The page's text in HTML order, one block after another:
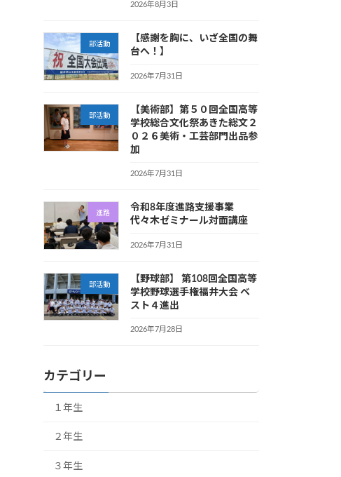
2026年8月3日
部活動
【感謝を胸に、いざ全国の舞
台へ！】
2026年7月31日
部活動
【美術部】第５０回全国高等
学校総合文化祭あきた総文２
０２６美術・工芸部門出品参
加
2026年7月31日
進路
令和8年度進路支援事業
代々木ゼミナール対面講座
2026年7月31日
部活動
【野球部】 第108回全国高等
学校野球選手権福井大会 ベ
スト４進出
2026年7月28日
カテゴリー
１年生
２年生
３年生